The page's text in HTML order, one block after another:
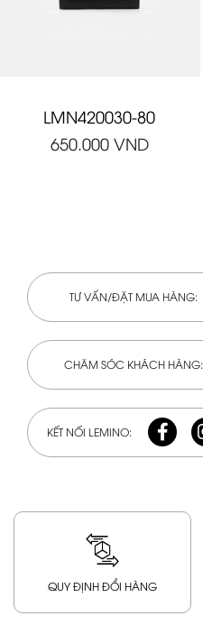
LMN420030-80
650.000VND
TƯ VẤN/ĐẶT MUA HÀNG:
CHĂM SÓC KHÁCH HÀNG:
KẾT NỐI LEMINO:
QUY ĐỊNH ĐỔI HÀNG